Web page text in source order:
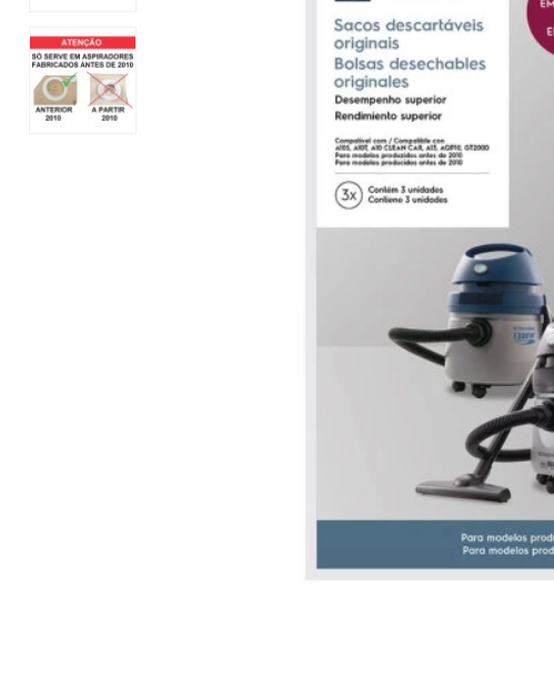
Instrumentos de Medição
Cozinha Profissional
Mixer
Processadores
Ventilador
Serras Marmores
Serras Tico-Tico
Serras Rápidas / Policorte